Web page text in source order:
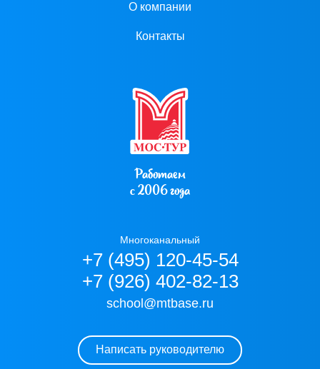
О компании
Контакты
Работаем
с 2006 года
Многоканальный
+7 (495) 120-45-54
+7 (926) 402-82-13
school@mtbase.ru
Написать руководителю